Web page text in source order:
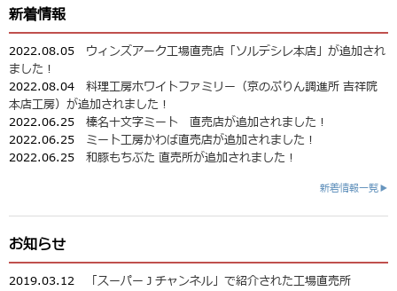
新着情報
2022.08.05 ウィンズアーク工場直売店「ソルデシレ本店」が追加され
ました！
2022.08.04 料理工房ホワイトファミリー（京のぷりん調進所 吉祥院
本店工房）が追加されました！
2022.06.25 榛名十文字ミート 直売店が追加されました！
2022.06.25 ミート工房かわば直売店が追加されました！
2022.06.25 和豚もちぶた 直売所が追加されました！
新着情報一覧▶
お知らせ
2019.03.12
「スーパーＪチャンネル」で紹介された工場直売所